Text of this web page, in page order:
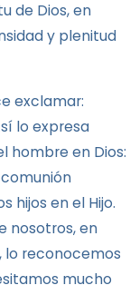
de Dios, en
y plenitud
exclamar:
lo expresa
hombre en Dios:
hijos en el Hijo.
nosotros, en
lo reconocemos
mucho